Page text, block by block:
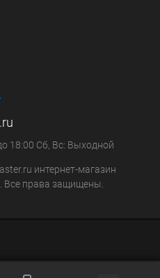
18:00 Сб, Вс: Выходной
интернет-магазин
Все права защищены.